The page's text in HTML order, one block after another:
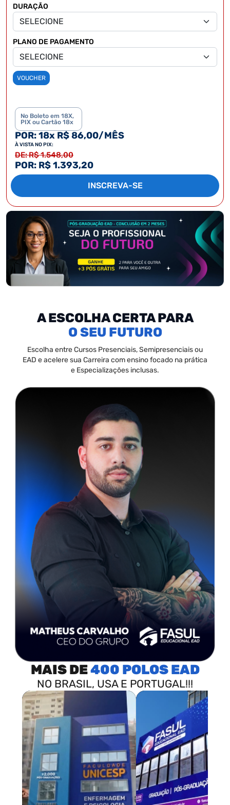
DURAÇÃO
PLANO DE PAGAMENTO
VOUCHER
No Boleto em 18X,
PIX ou Cartão 18x
POR: 18x R$ 86,00/MÊS
À VISTA NO PIX:
DE: R$ 1.548,00
POR: R$ 1.393,20
INSCREVA-SE
A ESCOLHA CERTA PARA
SEU FUTURO
Escolha entre Cursos Presenciais, Semipresenciais ou
EAD e acelere sua Carreira com ensino focado na prática
e Especializações inclusas.
MAIS DE400 POLOS
NO BRASIL, USA E PORTUGAL!!!